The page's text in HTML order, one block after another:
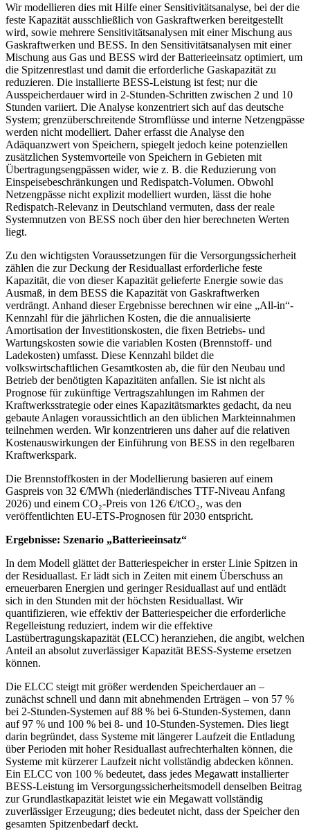
Wir modellieren dies mit Hilfe einer Sensitivitätsanalyse, bei der die
feste Kapazität ausschließlich von Gaskraftwerken bereitgestellt
wird, sowie mehrere Sensitivitätsanalysen mit einer Mischung aus
Gaskraftwerken und BESS. In den Sensitivitätsanalysen mit einer
Mischung aus Gas und BESS wird der Batterieeinsatz optimiert, um
die Spitzenrestlast und damit die erforderliche Gaskapazität zu
reduzieren. Die installierte BESS-Leistung ist fest; nur die
Ausspeicherdauer wird in 2-Stunden-Schritten zwischen 2 und 10
Stunden variiert. Die Analyse konzentriert sich auf das deutsche
System; grenzüberschreitende Stromflüsse und interne Netzengpässe
werden nicht modelliert. Daher erfasst die Analyse den
Adäquanzwert von Speichern, spiegelt jedoch keine potenziellen
zusätzlichen Systemvorteile von Speichern in Gebieten mit
Übertragungsengpässen wider, wie z. B. die Reduzierung von
Einspeisebeschränkungen und Redispatch-Volumen. Obwohl
Netzengpässe nicht explizit modelliert wurden, lässt die hohe
Redispatch-Relevanz in Deutschland vermuten, dass der reale
Systemnutzen von BESS noch über den hier berechneten Werten
liegt.
Zu den wichtigsten Voraussetzungen für die Versorgungssicherheit
zählen die zur Deckung der Residuallast erforderliche feste
Kapazität, die von dieser Kapazität gelieferte Energie sowie das
Ausmaß, in dem BESS die Kapazität von Gaskraftwerken
verdrängt. Anhand dieser Ergebnisse berechnen wir eine „All-in“-
Kennzahl für die jährlichen Kosten, die die annualisierte
Amortisation der Investitionskosten, die fixen Betriebs- und
Wartungskosten sowie die variablen Kosten (Brennstoff- und
Ladekosten) umfasst. Diese Kennzahl bildet die
volkswirtschaftlichen Gesamtkosten ab, die für den Neubau und
Betrieb der benötigten Kapazitäten anfallen. Sie ist nicht als
Prognose für zukünftige Vertragszahlungen im Rahmen der
Kraftwerksstrategie oder eines Kapazitätsmarktes gedacht, da neu
gebaute Anlagen voraussichtlich an den üblichen Markteinnahmen
teilnehmen werden. Wir konzentrieren uns daher auf die relativen
Kostenauswirkungen der Einführung von BESS in den regelbaren
Kraftwerkspark.
Die Brennstoffkosten in der Modellierung basieren auf einem
Gaspreis von 32 €/MWh (niederländisches TTF-Niveau Anfang
2026) und einem CO₂-Preis von 126 €/tCO₂, was den
veröffentlichten EU-ETS-Prognosen für 2030 entspricht.
Ergebnisse: Szenario „Batterieeinsatz“
In dem Modell glättet der Batteriespeicher in erster Linie Spitzen in
der Residuallast. Er lädt sich in Zeiten mit einem Überschuss an
erneuerbaren Energien und geringer Residuallast auf und entlädt
sich in den Stunden mit der höchsten Residuallast. Wir
quantifizieren, wie effektiv der Batteriespeicher die erforderliche
Regelleistung reduziert, indem wir die effektive
Lastübertragungskapazität (ELCC) heranziehen, die angibt, welchen
Anteil an absolut zuverlässiger Kapazität BESS-Systeme ersetzen
können.
Die ELCC steigt mit größer werdenden Speicherdauer an –
zunächst schnell und dann mit abnehmenden Erträgen – von 57 %
bei 2-Stunden-Systemen auf 88 % bei 6-Stunden-Systemen, dann
auf 97 % und 100 % bei 8- und 10-Stunden-Systemen. Dies liegt
darin begründet, dass Systeme mit längerer Laufzeit die Entladung
über Perioden mit hoher Residuallast aufrechterhalten können, die
Systeme mit kürzerer Laufzeit nicht vollständig abdecken können.
Ein ELCC von 100 % bedeutet, dass jedes Megawatt installierter
BESS-Leistung im Versorgungssicherheitsmodell denselben Beitrag
zur Grundlastkapazität leistet wie ein Megawatt vollständig
zuverlässiger Erzeugung; dies bedeutet nicht, dass der Speicher den
gesamten Spitzenbedarf deckt.